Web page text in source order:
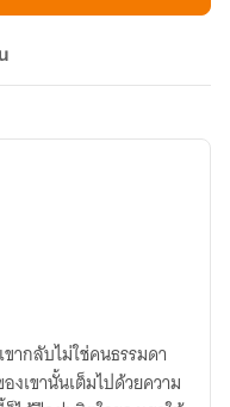
ากลับไม่ใช่คนธรรมดา
งเขานั้นเต็มไปด้วยความ